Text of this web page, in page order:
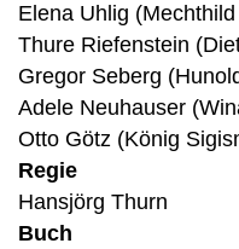
Elena Uhlig
Thure Riefenstein
Gregor Seberg
Adele Neuhauser
Otto Götz (König
Regie
Hansjörg Thurn
Buch